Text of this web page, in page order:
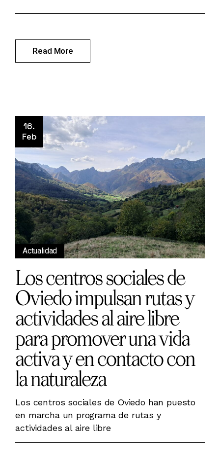
Read More
16.
Feb
Actualidad
Los centros sociales de
Oviedo impulsan rutas y
actividades al aire libre
para promover una vida
activa y en contacto con
la naturaleza
Los centros sociales de Oviedo han puesto
en marcha un programa de rutas y
actividades al aire libre